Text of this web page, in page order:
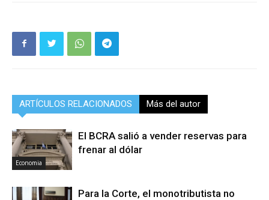
ARTÍCULOS RELACIONADOS Más del autor
Economia
El BCRA salió a vender reservas para
frenar al dólar
Para la Corte, el monotributista no